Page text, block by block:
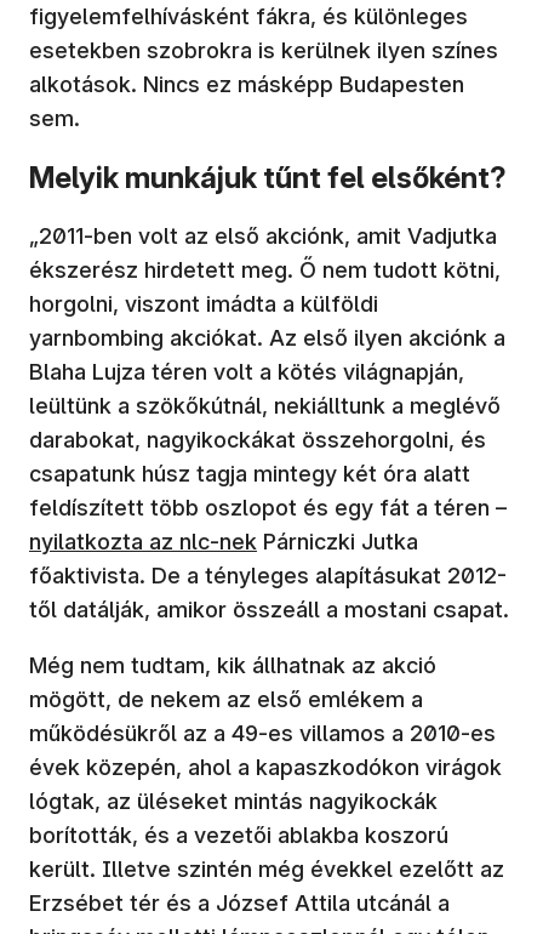
figyelemfelhívásként fákra, és különleges
esetekben szobrokra is kerülnek ilyen színes
alkotások. Nincs ez másképp Budapesten
sem.
Melyik munkájuk tűnt fel elsőként?
„2011-ben volt az első akciónk, amit Vadjutka
ékszerész hirdetett meg. Ő nem tudott kötni,
horgolni, viszont imádta a külföldi
yarnbombing akciókat. Az első ilyen akciónk a
Blaha Lujza téren volt a kötés világnapján,
leültünk a szökőkútnál, nekiálltunk a meglévő
darabokat, nagyikockákat összehorgolni, és
csapatunk húsz tagja mintegy két óra alatt
feldíszített több oszlopot és egy fát a téren –
nyilatkozta az nlc-nek Párniczki Jutka
főaktivista. De a tényleges alapításukat 2012-
től datálják, amikor összeáll a mostani csapat.
Még nem tudtam, kik állhatnak az akció
mögött, de nekem az első emlékem a
működésükről az a 49-es villamos a 2010-es
évek közepén, ahol a kapaszkodókon virágok
lógtak, az üléseket mintás nagyikockák
borították, és a vezetői ablakba koszorú
került. Illetve szintén még évekkel ezelőtt az
Erzsébet tér és a József Attila utcánál a